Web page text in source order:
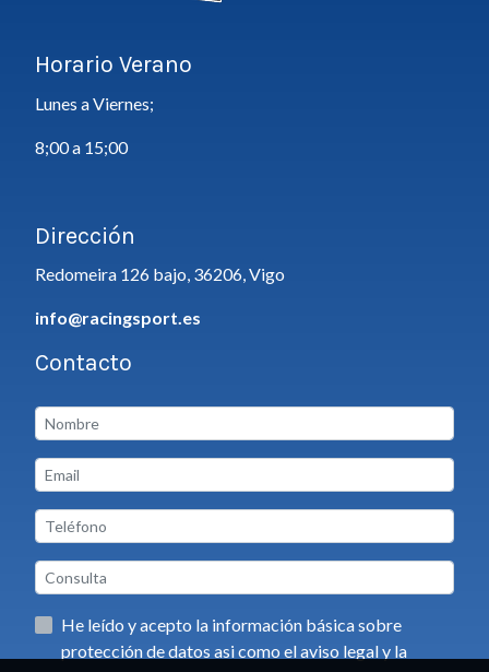
Horario Verano
Lunes a Viernes;
8;00 a 15;00
Dirección
Redomeira 126 bajo, 36206, Vigo
info@racingsport.es
Contacto
He leído y acepto la información básica sobre
protección de datos asi como el aviso legal y la